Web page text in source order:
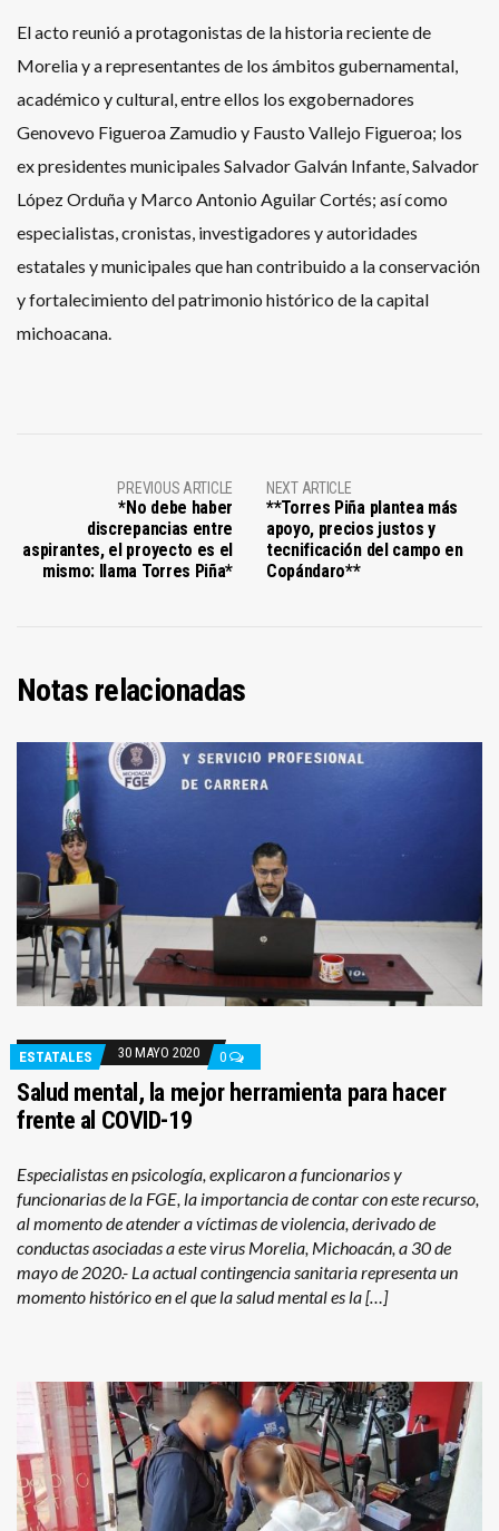
El acto reunió a protagonistas de la historia reciente de
Morelia y a representantes de los ámbitos gubernamental,
académico y cultural, entre ellos los exgobernadores
Genovevo Figueroa Zamudio y Fausto Vallejo Figueroa; los
ex presidentes municipales Salvador Galván Infante, Salvador
López Orduña y Marco Antonio Aguilar Cortés; así como
especialistas, cronistas, investigadores y autoridades
estatales y municipales que han contribuido a la conservación
y fortalecimiento del patrimonio histórico de la capital
michoacana.
PREVIOUS ARTICLE
*No debe haber
discrepancias entre
aspirantes, el proyecto es el
mismo: llama Torres Piña*
NEXT ARTICLE
**Torres Piña plantea más
apoyo, precios justos y
tecnificación del campo en
Copándaro**
Notas relacionadas
ESTATALES 30 MAYO 2020 0
Salud mental, la mejor herramienta para hacer
frente al COVID-19
Especialistas en psicología, explicaron a funcionarios y
funcionarias de la FGE, la importancia de contar con este recurso,
al momento de atender a víctimas de violencia, derivado de
conductas asociadas a este virus Morelia, Michoacán, a 30 de
mayo de 2020.- La actual contingencia sanitaria representa un
momento histórico en el que la salud mental es la […]